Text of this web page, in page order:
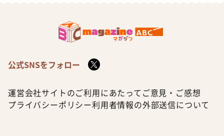
公式SNSをフォロー
運営会社サイトのご利用にあたって ご意見・ご感想
プライバシーポリシー利用者情報の外部送信について